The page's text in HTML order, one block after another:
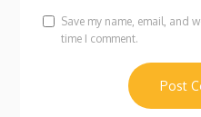
Save my name, email, and
time I comment.